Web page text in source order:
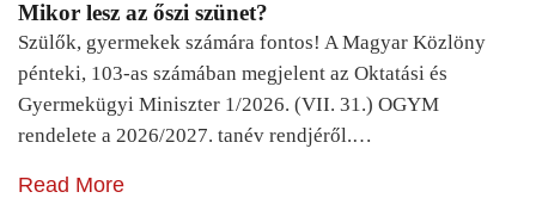
Mikor lesz az őszi szünet?
Szülők, gyermekek számára fontos! A Magyar Közlöny
pénteki, 103-as számában megjelent az Oktatási és
Gyermekügyi Miniszter 1/2026. (VII. 31.) OGYM
rendelete a 2026/2027. tanév rendjéről.…
Read More